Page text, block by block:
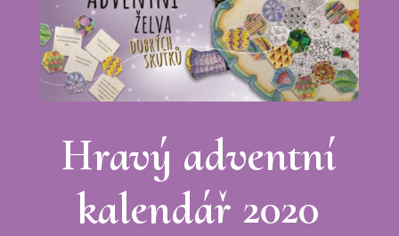
Hravý adventní
kalendář 2020